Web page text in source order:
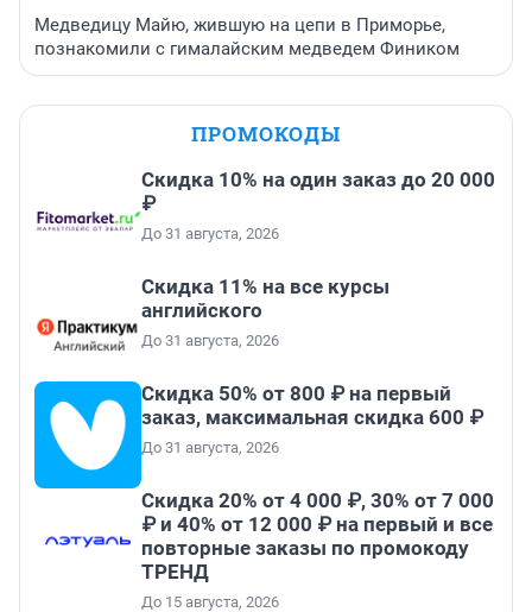
Медведицу Майю, жившую на цепи в Приморье,
познакомили с гималайским медведем Фиником
ПРОМОКОДЫ
Скидка 10% на один заказ до 20 000
₽
До 31 августа, 2026
Скидка 11% на все курсы
английского
До 31 августа, 2026
Скидка 50% от 800 ₽ на первый
заказ, максимальная скидка 600 ₽
До 31 августа, 2026
Скидка 20% от 4 000 ₽, 30% от 7 000
₽ и 40% от 12 000 ₽ на первый и все
повторные заказы по промокоду
ТРЕНД
До 15 августа, 2026